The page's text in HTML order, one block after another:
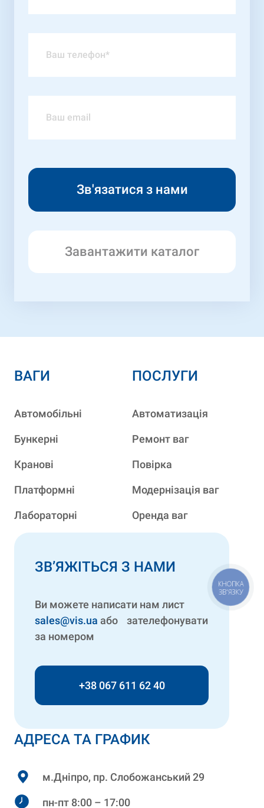
Завантажити каталог
АДРЕСА ТА ГРАФИК
м.Дніпро, пр. Слобожанський 29
пн-пт 8:00 – 17:00
ВАГИ
Автомобільні
Бункерні
Кранові
Платформні
Лабораторні
ПОСЛУГИ
Автоматизація
Ремонт ваг
Повірка
Модернізація ваг
Оренда ваг
ЗВ’ЯЖІТЬСЯ З НАМИ
Ви можете написати нам лист
sales@vis.ua або зателефонувати
за номером
+38 067 611 62 40
КНОПКА
ЗВ'ЯЗКУ